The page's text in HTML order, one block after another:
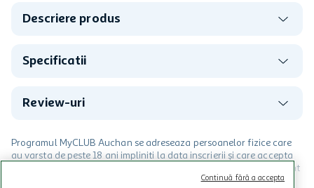
Descriere produs
Specificatii
Review-uri
Programul MyCLUB Auchan se adreseaza persoanelor fizice care
au varsta de peste 18 ani impliniti la data inscrierii și care accepta
Termenele și Condițiile Programului. Ofertele MyCLUB Auchan sunt
valabile in limita stocurilor disponibile. Beneficiile se acorda in
Continuă fără a accepta